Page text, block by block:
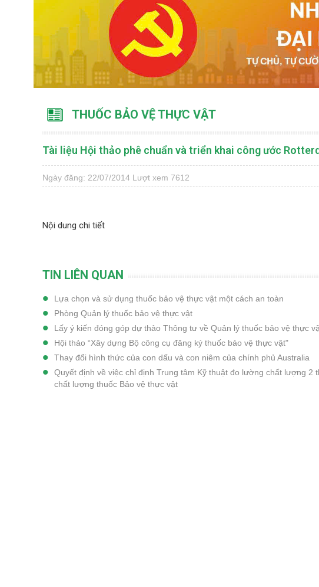
THUỐC BẢO VỆ THỰC VẬT
Tài liệu Hội thảo phê chuẩn và triển khai công ước
Ngày đăng: 22/07/2014 Lượt xem 7612
Nội dung chi tiết
TIN LIÊN QUAN
Lựa chọn và sử dụng thuốc bảo vệ thực vật một cách an toàn
Phòng Quản lý thuốc bảo vệ thực vật
Lấy ý kiến đóng góp dự thảo Thông tư về Quản lý thuốc bảo vệ thực
Hội thảo “Xây dựng Bộ công cụ đăng ký thuốc bảo vệ thực vật"
Thay đổi hình thức của con dấu và con niêm của chính phủ Australia
Quyết định về việc chỉ định Trung tâm Kỹ thuật đo lường chất lượng
chất lượng thuốc Bảo vệ thực vật